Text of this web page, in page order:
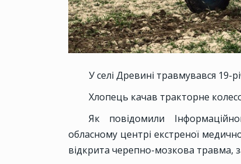
У селі Древині травмувався 19-
Хлопець качав тракторне
Як повідомили
обласному центрі екстреної
відкрита черепно-мозкова травма,